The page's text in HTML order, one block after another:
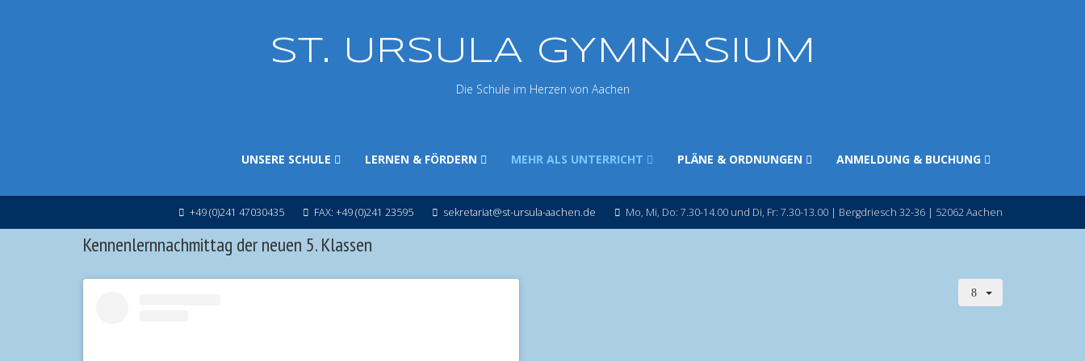
ST. URSULA GYMNASIUM
Die Schule im Herzen von Aachen
UNSERE SCHULE LERNEN & FÖRDERN MEHR ALS UNTERRICHT PLÄNE & ORDNUNGEN ANMELDUNG & BUCHUNG
+49 (0)241 47030435 FAX: +49 (0)241 23595 sekretariat@st-ursula-aachen.de Mo, Mi, Do: 7.30-14.00 und Di, Fr: 7.30-13.00 | Bergdriesch 32-36 | 52062 Aachen
Kennenlernnachmittag der neuen 5. Klassen